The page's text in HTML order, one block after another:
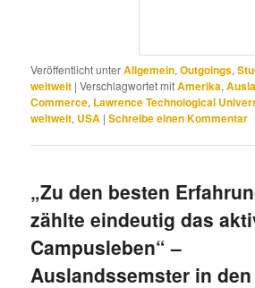
Veröffentlicht unterAllgemein,Outgoings,
weltweit |Verschlagwortet mitAmerika,
Commerce, Lawrence Technological
weltweit, USA |Schreibe einen Kommentar
„Zu den besten
zählte eindeutig das
Campusleben“ –
Auslandssemster in den